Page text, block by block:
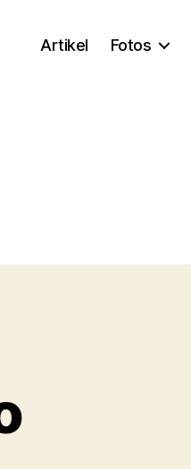
Artikel Fotos